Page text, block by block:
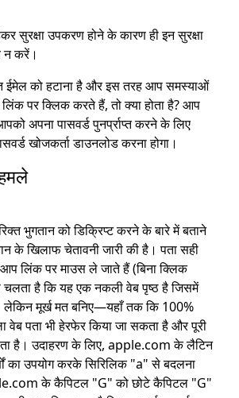
सुरक्षा उपकरण होने के कारण ही इन सुरक्षा
न करें।
ईमेल को हटाना है और इस तरह आप समस्याओं
पर क्लिक करते हैं, तो क्या होता है? आप
अपना पासवर्ड पुनर्प्राप्त करने के लिए
खोजकर्ता डाउनलोड करना होगा।
भुगतान को डिक्रिप्ट करने के बारे में बताने
के खिलाफ चेतावनी जारी की है। पता सही
लिंक पर माउस ले जाते हैं (बिना क्लिक
चलता है कि यह एक नकली वेब पृष्ठ है जिसमें
मूर्ख मत बनिए—यहाँ तक कि 100%
वेब पता भी हेरफेर किया जा सकता है और पूरी
है। उदाहरण के लिए, apple.com के लैटिन
का उपयोग करके सिरिलिक "a" से बदलना
के कैपिटल "G" को छोटे कैपिटल "G"